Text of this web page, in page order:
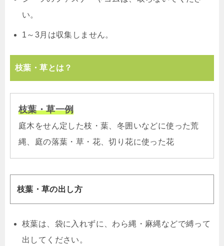
い。
1～3月は収集しません。
枝葉・草とは？
枝葉・草一例
庭木をせん定した枝・葉、冬囲いなどに使った荒
縄、庭の落葉・草・花、切り花に使った花
枝葉・草の出し方
枝葉は、袋に入れずに、わら縄・麻縄などで縛って
出してください。